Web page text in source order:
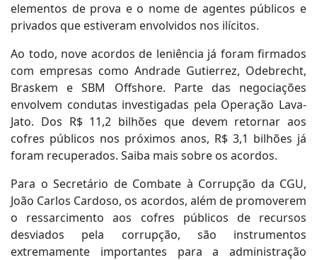
elementos de prova e o nome de agentes públicos e
privados que estiveram envolvidos nos ilícitos.
Ao todo, nove acordos de leniência já foram firmados
com empresas como Andrade Gutierrez, Odebrecht,
Braskem e SBM Offshore. Parte das negociações
envolvem condutas investigadas pela Operação Lava-
Jato. Dos R$ 11,2 bilhões que devem retornar aos
cofres públicos nos próximos anos, R$ 3,1 bilhões já
foram recuperados. Saiba mais sobre os acordos.
Para o Secretário de Combate à Corrupção da CGU,
João Carlos Cardoso, os acordos, além de promoverem
o ressarcimento aos cofres públicos de recursos
desviados pela corrupção, são instrumentos
extremamente importantes para a administração